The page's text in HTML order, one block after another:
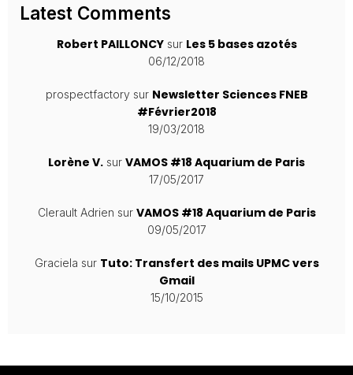
Latest Comments
Robert PAILLONCYsur Les 5 bases azotés
06/12/2018
prospectfactorysur Newsletter Sciences FNEB
#Février2018
19/03/2018
Lorène V. sur VAMOS #18 Aquarium de Paris
17/05/2017
Clerault Adrien sur VAMOS #18 Aquarium de Paris
09/05/2017
Graciela sur Tuto: Transfert des mails UPMC vers
Gmail
15/10/2015